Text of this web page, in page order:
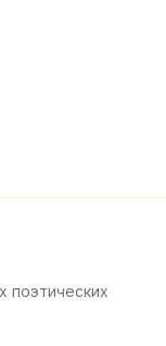
поэтических